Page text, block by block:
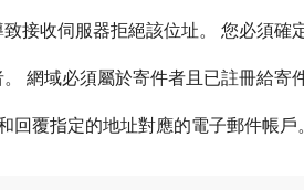
接收伺服器拒絕該位址。 您必須確
網域必須屬於寄件者且已註冊給寄件
回覆指定的地址對應的電子郵件帳戶